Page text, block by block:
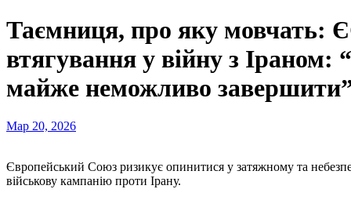
Таємниця, про яку мовчать:
втягування у війну з Іраном:
майже неможливо
Мар 20, 2026
Європейський Союз ризикує опинитися у затяжному та небезпечному конфлікті на Близькому Сході, якщо підтримає
військову кампанію проти Ірану.